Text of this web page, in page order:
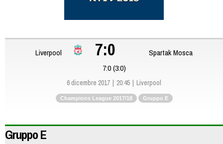
Liverpool 7:0
Spartak Mosca
7:0 (3:0)
6 dicembre 2017 20:45 Liverpool
Champions League 2017/18 Gruppo E
Gruppo E